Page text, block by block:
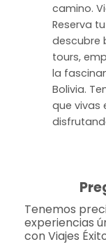
camino.
Reserva
descubre
tours,
la
Bolivia.
que vivas
Tenemos
experiencias
con Viajes